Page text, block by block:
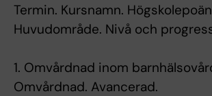
Termin. Kursnamn.
Huvudområde. Nivå och
1. Omvårdnad inom
Omvårdnad. Avancerad.